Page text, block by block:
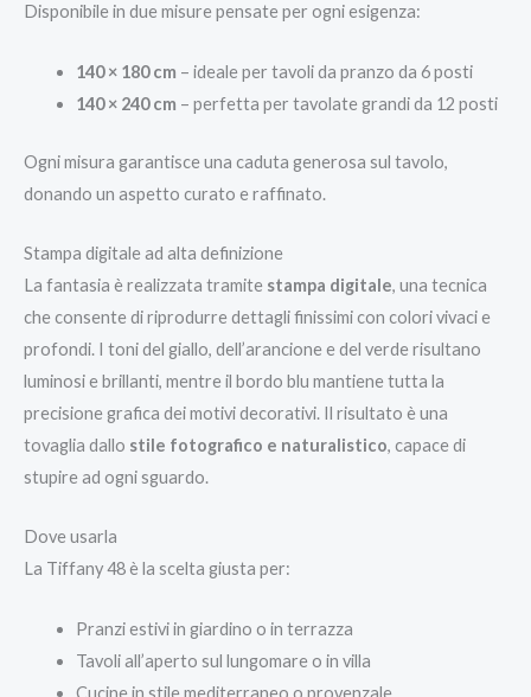
Disponibile in due misure pensate per ogni esigenza:
140 × 180 cm – ideale per tavoli da pranzo da 6 posti
140 × 240 cm – perfetta per tavolate grandi da 12 posti
Ogni misura garantisce una caduta generosa sul tavolo,
donando un aspetto curato e raffinato.
Stampa digitale ad alta definizione
La fantasia è realizzata tramite stampa digitale, una tecnica
che consente di riprodurre dettagli finissimi con colori vivaci e
profondi. I toni del giallo, dell’arancione e del verde risultano
luminosi e brillanti, mentre il bordo blu mantiene tutta la
precisione grafica dei motivi decorativi. Il risultato è una
tovaglia dallo stile fotografico e naturalistico, capace di
stupire ad ogni sguardo.
Dove usarla
La Tiffany 48 è la scelta giusta per:
Pranzi estivi in giardino o in terrazza
Tavoli all’aperto sul lungomare o in villa
Cucine in stile mediterraneo o provenzale